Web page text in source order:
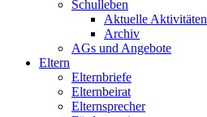
Schulleben
Aktuelle Aktivitäten
Archiv
AGs und Angebote
Eltern
Elternbriefe
Elternbeirat
Elternsprecher